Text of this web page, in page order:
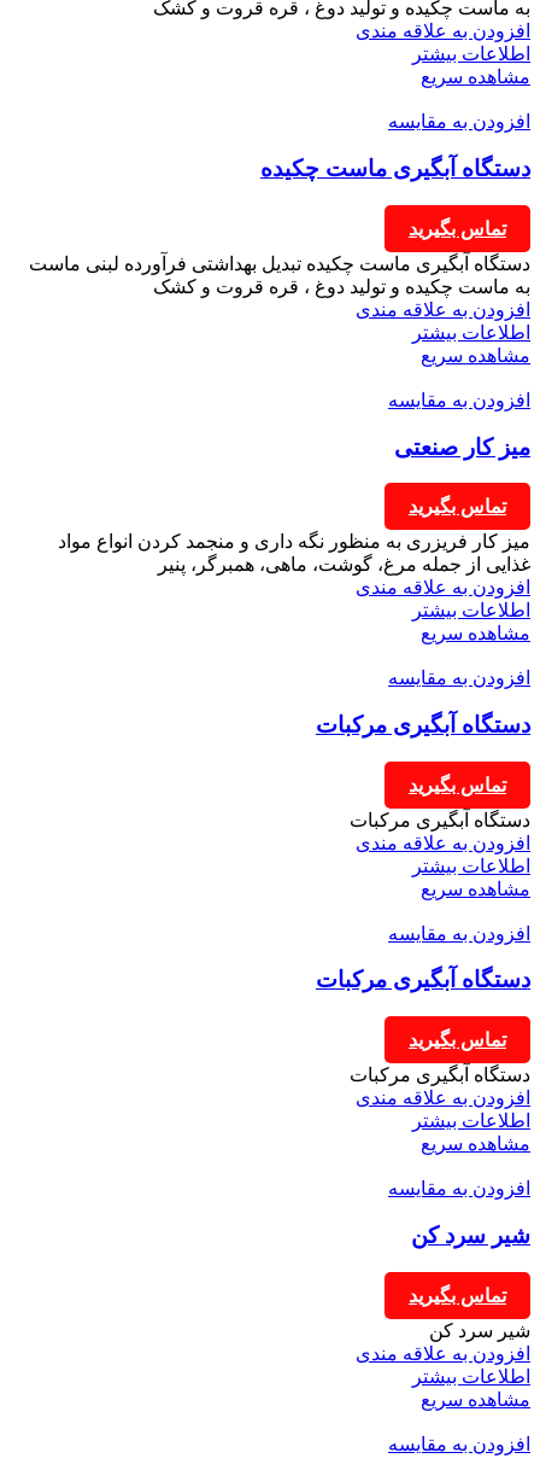
به ماست چکیده و تولید دوغ ، قره قروت و کشک
افزودن به علاقه مندی
اطلاعات بیشتر
مشاهده سریع
افزودن به مقایسه
دستگاه آبگیری ماست چکیده
تماس بگیرید
دستگاه آبگیری ماست چکیده تبدیل بهداشتی فرآورده لبنی ماست
به ماست چکیده و تولید دوغ ، قره قروت و کشک
افزودن به علاقه مندی
اطلاعات بیشتر
مشاهده سریع
افزودن به مقایسه
میز کار صنعتی
تماس بگیرید
میز کار فریزری به منظور نگه داری و منجمد کردن انواع مواد
غذایی از جمله مرغ، گوشت، ماهی، همبرگر، پنیر
افزودن به علاقه مندی
اطلاعات بیشتر
مشاهده سریع
افزودن به مقایسه
دستگاه آبگیری مرکبات
تماس بگیرید
دستگاه آبگیری مرکبات
افزودن به علاقه مندی
اطلاعات بیشتر
مشاهده سریع
افزودن به مقایسه
دستگاه آبگیری مرکبات
تماس بگیرید
دستگاه آبگیری مرکبات
افزودن به علاقه مندی
اطلاعات بیشتر
مشاهده سریع
افزودن به مقایسه
شیر سرد کن
تماس بگیرید
شیر سرد کن
افزودن به علاقه مندی
اطلاعات بیشتر
مشاهده سریع
افزودن به مقایسه